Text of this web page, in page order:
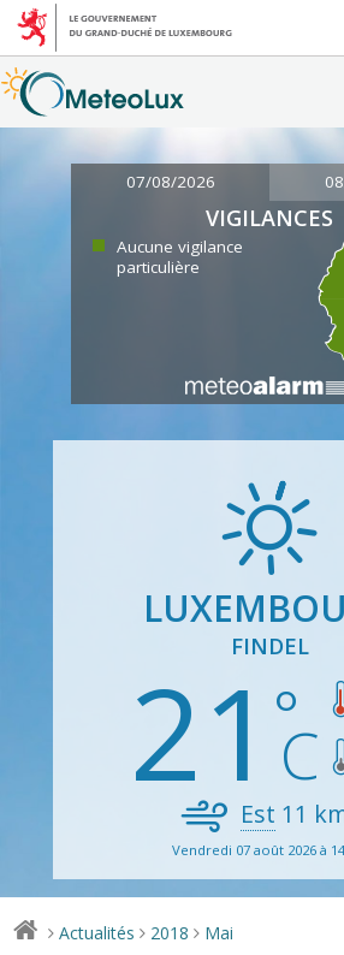
07/08/2026
VIGILANCES
Aucune vigilance
particulière
FINDEL
21Est 11
Vendredi 07 août 2026 à
> Actualités > 2018 > Mai